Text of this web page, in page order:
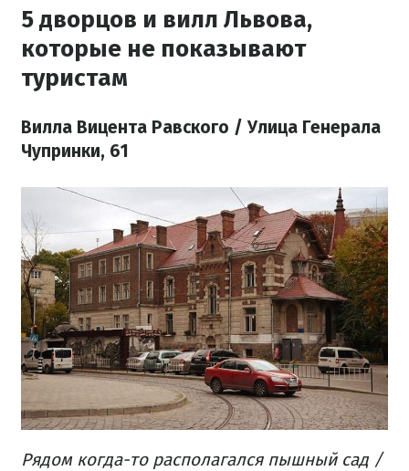
5 дворцов и вилл Львова,
которые не показывают
туристам
Вилла Вицента Равского / Улица Генерала
Чупринки, 61
Рядом когда-то располагался пышный сад /